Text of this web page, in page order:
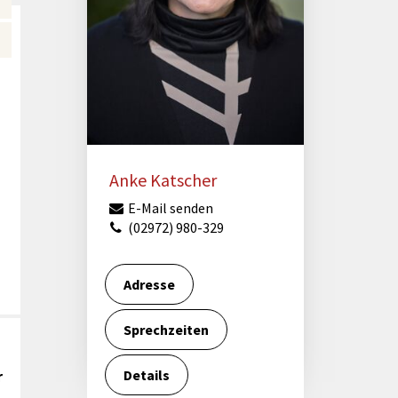
Förderungen von Bund und Land
Wald & Forst
Anke Katscher
E-Mail senden
(02972) 980-329
Adresse
Sprechzeiten
Details